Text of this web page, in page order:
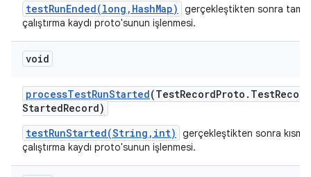
testRunEnded(long,HashMap)
gerçekleştikten sonra
çalıştırma kaydı proto'sunun işlenmesi.
void
processTestRunStarted(TestRecordProto . Test
StartedRecord)
testRunStarted(String,int)
gerçekleştikten sonra kısmi
çalıştırma kaydı proto'sunun işlenmesi.